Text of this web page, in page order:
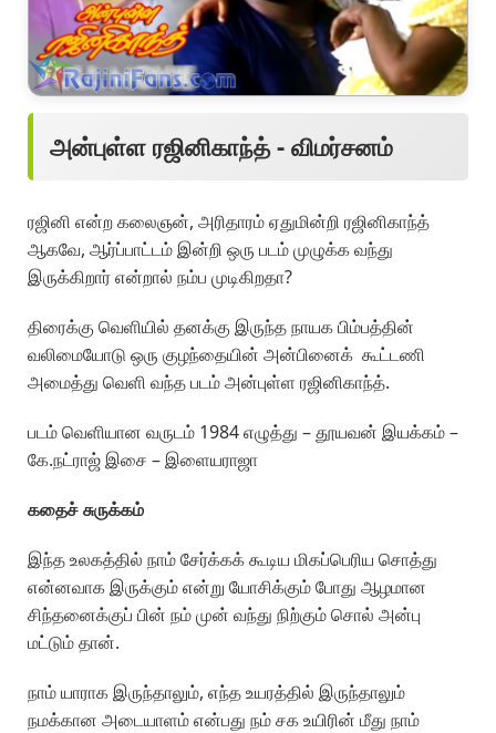
அன்புள்ள ரஜினிகாந்த் - விமர்சனம்
ரஜினி என்ற கலைஞன், அரிதாரம் ஏதுமின்றி ரஜினிகாந்த்
ஆகவே, ஆர்ப்பாட்டம் இன்றி ஒரு படம் முழுக்க வந்து
இருக்கிறார் என்றால் நம்ப முடிகிறதா?
திரைக்கு வெளியில் தனக்கு இருந்த நாயக பிம்பத்தின்
வலிமையோடு ஒரு குழந்தையின் அன்பினைக் கூட்டணி
அமைத்து வெளி வந்த படம் அன்புள்ள ரஜினிகாந்த்.
படம் வெளியான வருடம் 1984 எழுத்து – தூயவன் இயக்கம் –
கே.நட்ராஜ் இசை – இளையராஜா
கதைச் சுருக்கம்
இந்த உலகத்தில் நாம் சேர்க்கக் கூடிய மிகப்பெரிய சொத்து
என்னவாக இருக்கும் என்று யோசிக்கும் போது ஆழமான
சிந்தனைக்குப் பின் நம் முன் வந்து நிற்கும் சொல் அன்பு
மட்டும் தான்.
நாம் யாராக இருந்தாலும், எந்த உயரத்தில் இருந்தாலும்
நமக்கான அடையாளம் என்பது நம் சக உயிரின் மீது நாம்